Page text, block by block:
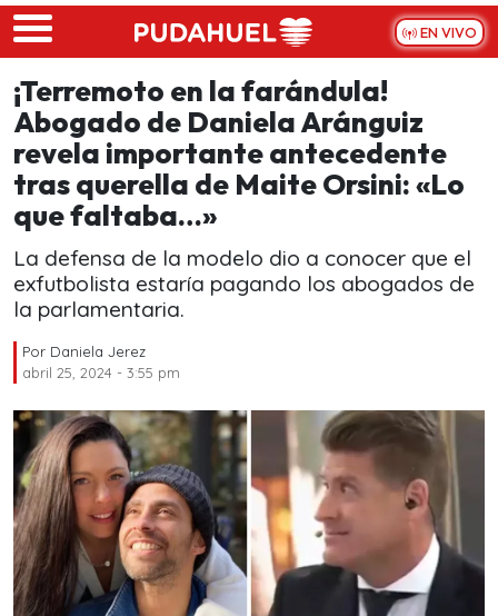
Skip to main content
EN VIVO
¡Terremoto en la farándula!
Abogado de Daniela Aránguiz
revela importante antecedente
tras querella de Maite Orsini: «Lo
que faltaba…»
La defensa de la modelo dio a conocer que el
exfutbolista estaría pagando los abogados de
la parlamentaria.
Por Daniela Jerez
abril 25, 2024 - 3:55 pm